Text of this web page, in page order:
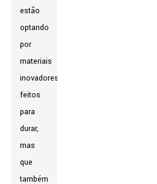
estão
optando
por
materiais
inovadores,
feitos
para
durar,
mas
que
também